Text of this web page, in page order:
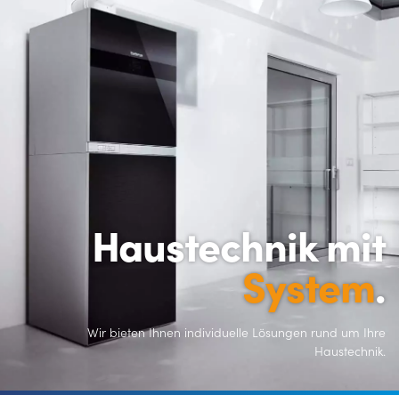
Haustechnik mit
System.
Wir bieten Ihnen individuelle Lösungen rund um Ihre
Haustechnik.